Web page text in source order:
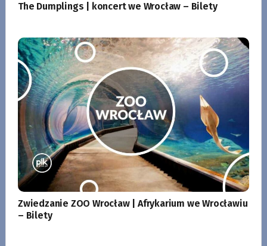
The Dumplings | koncert we Wrocław – Bilety
Zwiedzanie ZOO Wrocław | Afrykarium we Wrocławiu
– Bilety